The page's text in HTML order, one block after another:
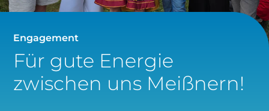
Warum diese Wartung wichtig ist:
Für gute Energie
zwischen uns Meißnern!
Engagement